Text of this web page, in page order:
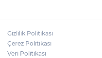
Yapay
Gizlilik Politikası
Çerez Politikası
Veri Politikası